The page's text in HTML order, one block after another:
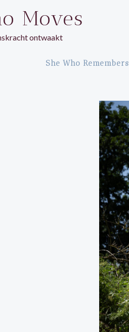
Moves
ontwaakt
She Who Remembers